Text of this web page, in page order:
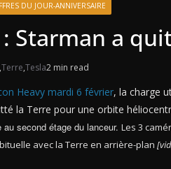
DU JOUR-ANNIVERSAIRE
Starman a
,Terre,Tesla2 min read
Heavy mardi 6 février, la charge
la Terre pour une orbite
second étage du lanceur. Les 3
avec la Terre en arrière-plan